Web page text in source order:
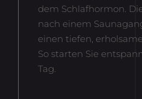
dem Schlafhormon.
nach einem
einen tiefen,
So starten Sie
Tag.